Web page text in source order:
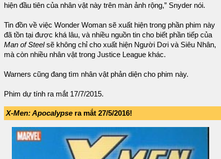
hiện đầu tiên của nhân vật này trên màn ảnh rộng,” Snyder nói.
Tin đồn về việc Wonder Woman sẽ xuất hiện trong phần phim này
đã tồn tại được khá lâu, và nhiều nguồn tin cho biết phần tiếp của
Man of Steelsẽ không chỉ cho xuất hiện Người Dơi và Siêu Nhân,
mà còn nhiều nhân vật trong Justice League khác.
Warners cũng đang tìm nhân vật phản diện cho phim này.
Phim dự tính ra mắt 17/7/2015.
X-Men: Apocalypse ra mắt 27/5/2016!